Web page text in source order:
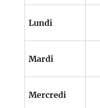
Lundi
Mardi
Mercredi